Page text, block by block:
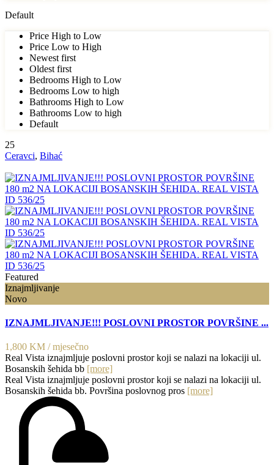
Default
Price High to Low
Price Low to High
Newest first
Oldest first
Bedrooms High to Low
Bedrooms Low to high
Bathrooms High to Low
Bathrooms Low to high
Default
25
Ceravci, Bihać
Featured
Iznajmljivanje
Novo
IZNAJMLJIVANJE!!! POSLOVNI PROSTOR POVRŠINE ...
1,800 KM / mjesečno
Real Vista iznajmljuje poslovni prostor koji se nalazi na lokaciji ul.
Bosanskih šehida bb [more]
Real Vista iznajmljuje poslovni prostor koji se nalazi na lokaciji ul.
Bosanskih šehida bb. Površina poslovnog pros [more]